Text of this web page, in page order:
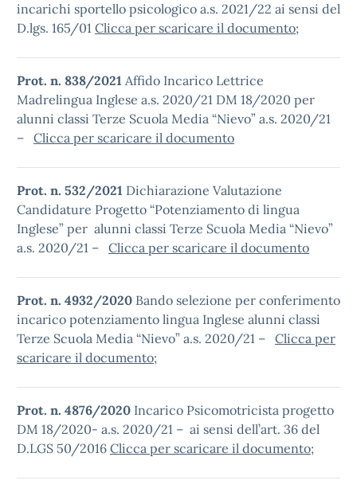
incarichi sportello psicologico a.s. 2021/22 ai sensi del
D.lgs. 165/01 Clicca per scaricare il documento;
Prot. n. 838/2021 Affido Incarico Lettrice
Madrelingua Inglese a.s. 2020/21 DM 18/2020 per
alunni classi Terze Scuola Media “Nievo” a.s. 2020/21
– Clicca per scaricare il documento
Prot. n. 532/2021 Dichiarazione Valutazione
Candidature Progetto “Potenziamento di lingua
Inglese” per alunni classi Terze Scuola Media “Nievo”
a.s. 2020/21 – Clicca per scaricare il documento
Prot. n. 4932/2020 Bando selezione per conferimento
incarico potenziamento lingua Inglese alunni classi
Terze Scuola Media “Nievo” a.s. 2020/21 – Clicca per
scaricare il documento;
Prot. n. 4876/2020 Incarico Psicomotricista progetto
DM 18/2020- a.s. 2020/21 – ai sensi dell’art. 36 del
D.LGS 50/2016 Clicca per scaricare il documento;